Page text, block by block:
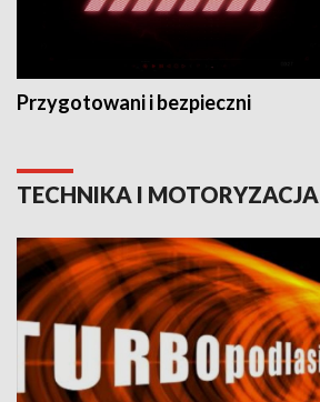
Przygotowani i bezpieczni
TECHNIKA I MOTORYZACJA